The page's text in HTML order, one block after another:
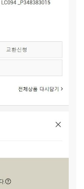
써보고, 먹고 싶었
지(가명)가 조금은
지를 부탁드립니